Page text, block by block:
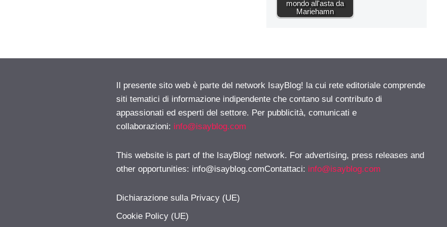
mondo all'asta da
Mariehamn
Il presente sito web è parte del network IsayBlog! la cui rete editoriale comprende
siti tematici di informazione indipendente che contano sul contributo di
appassionati ed esperti del settore. Per pubblicità, comunicati e
collaborazioni: info@isayblog.com
This website is part of the IsayBlog! network. For advertising, press releases and
other opportunities: info@isayblog.comContattaci: info@isayblog.com
Dichiarazione sulla Privacy (UE)
Cookie Policy (UE)